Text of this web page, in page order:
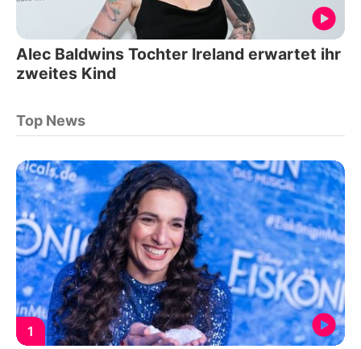
Alec Baldwins Tochter Ireland erwartet ihr
zweites Kind
Top News
1